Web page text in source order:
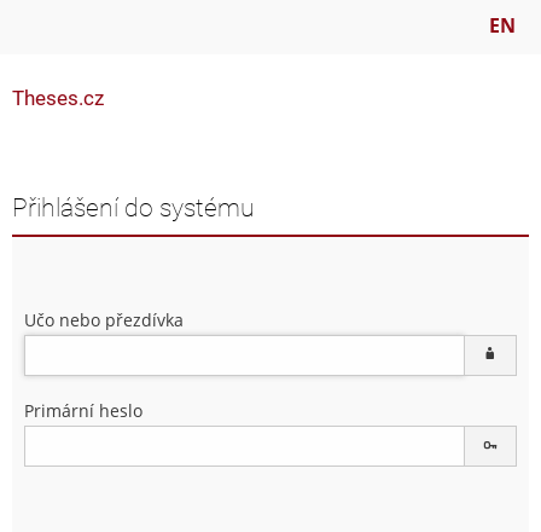
EN
Theses.cz
Přihlášení do systému
Učo nebo přezdívka
Primární heslo